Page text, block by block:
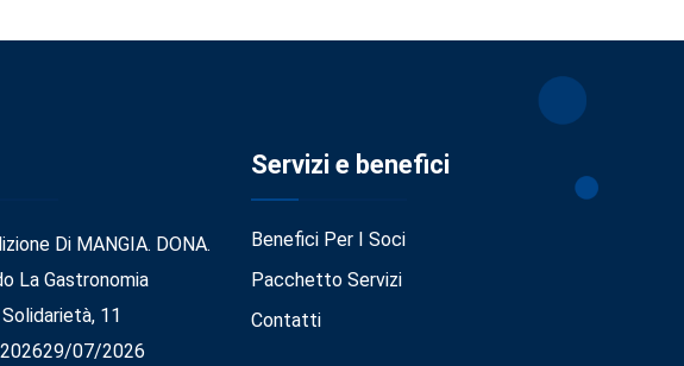
Di MANGIA. DONA.
La Gastronomia
11
29/07/2026
Servizi e benefici
Benefici Per I Soci
Pacchetto Servizi
Contatti